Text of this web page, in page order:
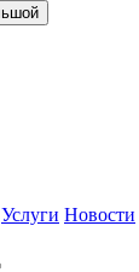
Услуги Новости